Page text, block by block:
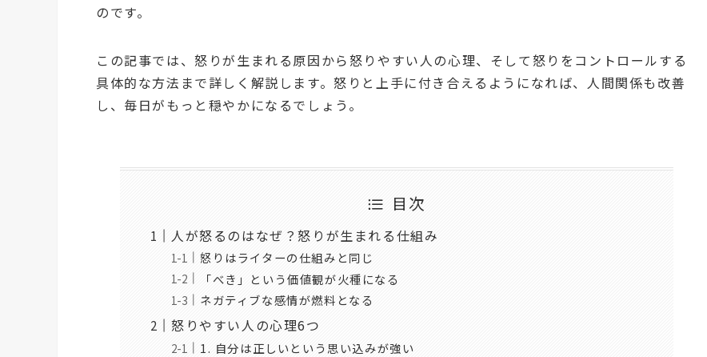
のです。
この記事では、怒りが生まれる原因から怒りやすい人の心理、そして怒りをコントロールする
具体的な方法まで詳しく解説します。怒りと上手に付き合えるようになれば、人間関係も改善
し、毎日がもっと穏やかになるでしょう。
目次
人が怒るのはなぜ？怒りが生まれる仕組み
怒りはライターの仕組みと同じ
「べき」という価値観が火種になる
ネガティブな感情が燃料となる
怒りやすい人の心理6つ
1. 自分は正しいという思い込みが強い